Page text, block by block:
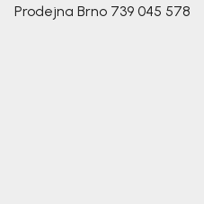
Prodejna Brno 739 045 578